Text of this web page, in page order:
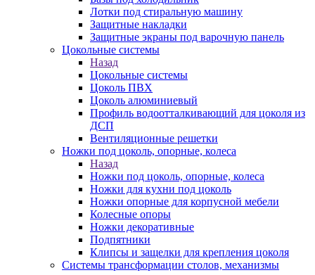
Лотки под стиральную машину
Защитные накладки
Защитные экраны под варочную панель
Цокольные системы
Назад
Цокольные системы
Цоколь ПВХ
Цоколь алюминиевый
Профиль водоотталкивающий для цоколя из
ДСП
Вентиляционные решетки
Ножки под цоколь, опорные, колеса
Назад
Ножки под цоколь, опорные, колеса
Ножки для кухни под цоколь
Ножки опорные для корпусной мебели
Колесные опоры
Ножки декоративные
Подпятники
Клипсы и защелки для крепления цоколя
Системы трансформации столов, механизмы